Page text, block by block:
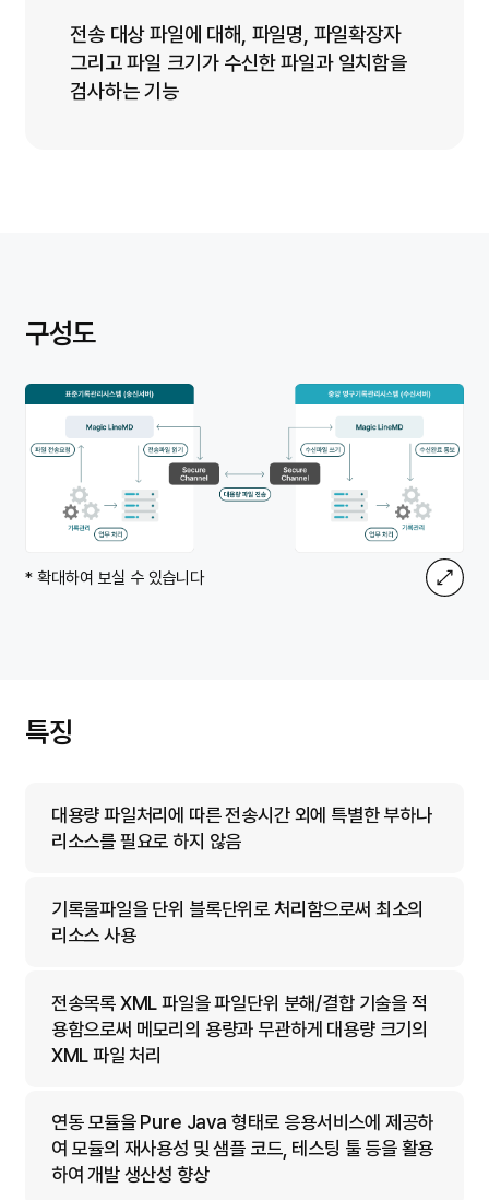
전송 대상 파일에 대해, 파일명, 파일확장자
그리고 파일 크기가 수신한 파일과 일치함을
검사하는 기능
구성도
* 확대하여 보실 수 있습니다
특징
대용량 파일처리에 따른 전송시간 외에 특별한 부하나
리소스를 필요로 하지 않음
기록물파일을 단위 블록단위로 처리함으로써 최소의
리소스 사용
전송목록 XML 파일을 파일단위 분해/결합 기술을 적
용함으로써 메모리의 용량과 무관하게 대용량 크기의
XML 파일 처리
연동 모듈을 Pure Java 형태로 응용서비스에 제공하
여 모듈의 재사용성 및 샘플 코드, 테스팅 툴 등을 활용
하여 개발 생산성 향상